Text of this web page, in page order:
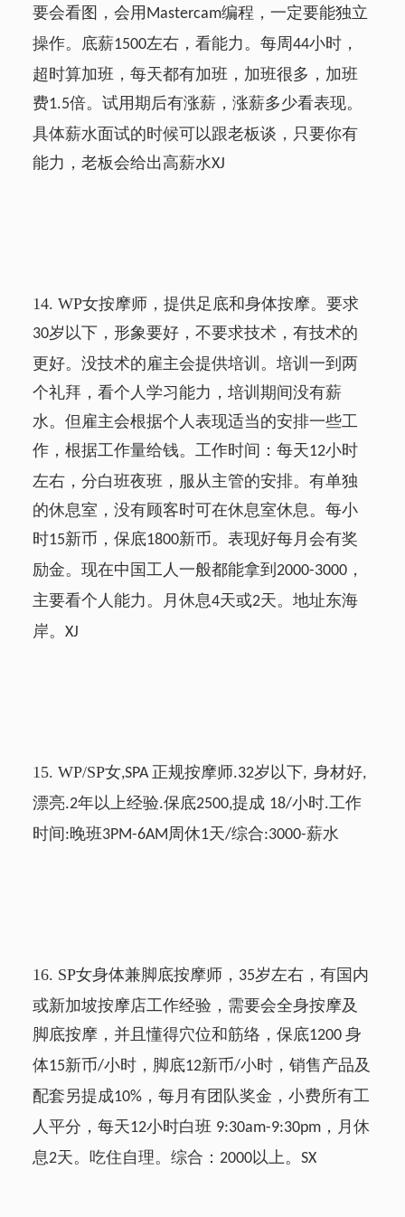
要会看图，会用 Mastercam编程，一定要能独立
操作。底薪1500左右，看能力。每周 44小时，
超时算加班，每天都有加班，加班很多，加班
费1.5倍。试用期后有涨薪，涨薪多少看表现。
具体薪水面试的时候可以跟老板谈，只要你有
能力，老板会给出高薪水XJ
14. WP女按摩师，提供足底和身体按摩。要求
30岁以下，形象要好，不要求技术，有技术的
更好。没技术的雇主会提供培训。培训一到两
个礼拜，看个人学习能力，培训期间没有薪
水。但雇主会根据个人表现适当的安排一些工
作，根据工作量给钱。工作时间：每天12小时
左右，分白班夜班，服从主管的安排。有单独
的休息室，没有顾客时可在休息室休息。每小
时15新币，保底1800新币。表现好每月会有奖
励金。现在中国工人一般都能拿到 2000-3000，
主要看个人能力。月休息4天或2天。地址东海
岸。 XJ
15. WP/SP女,SPA 正规按摩师.32岁以下, 身材好,
漂亮.2年以上经验.保底2500,提成 18/小时.工作
时间:晚班3PM-6AM周休1天/综合:3000-薪水
16. SP女身体兼脚底按摩师， 35岁左右，有国内
或新加坡按摩店工作经验，需要会全身按摩及
脚底按摩，并且懂得穴位和筋络，保底1200 身
体15新币/小时，脚底12新币/小时，销售产品及
配套另提成10%，每月有团队奖金，小费所有工
人平分，每天12小时白班 9:30am-9:30pm，月休
息2天。吃住自理。综合： 2000以上。 SX